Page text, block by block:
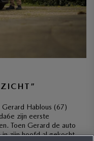
Hablous (67)
zijn eerste
Toen Gerard de auto
in zijn hoofd al gekocht,